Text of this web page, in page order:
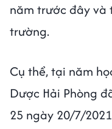
năm trước đây và
trường.
Cụ thể, tại năm
Dược Hải Phòng
25 ngày 20/7/